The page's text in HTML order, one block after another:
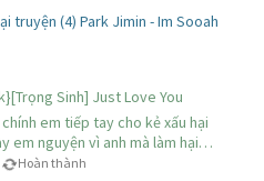
truyện (4) Park Jimin - Im Sooah
Sinh] Just Love You
em tiếp tay cho kẻ xấu hại
em nguyện vì anh mà làm hại…
Hoàn thành